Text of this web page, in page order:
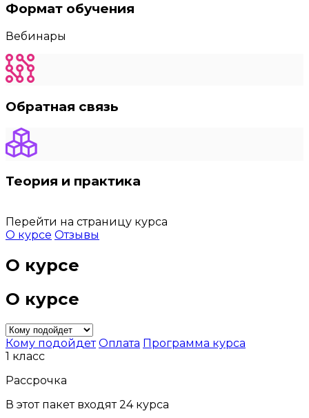
Формат обучения
Вебинары
Обратная связь
Теория и практика
Перейти на страницу курса
О курсе Отзывы
О курсе
О курсе
Кому подойдет Оплата Программа курса
1 класс
Рассрочка
В этот пакет входят 24 курса